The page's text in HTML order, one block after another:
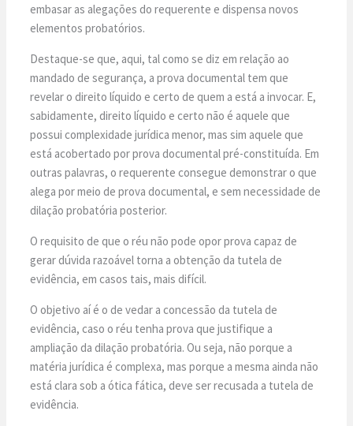
embasar as alegações do requerente e dispensa novos
elementos probatórios.
Destaque-se que, aqui, tal como se diz em relação ao
mandado de segurança, a prova documental tem que
revelar o direito líquido e certo de quem a está a invocar. E,
sabidamente, direito líquido e certo não é aquele que
possui complexidade jurídica menor, mas sim aquele que
está acobertado por prova documental pré-constituída. Em
outras palavras, o requerente consegue demonstrar o que
alega por meio de prova documental, e sem necessidade de
dilação probatória posterior.
O requisito de que o réu não pode opor prova capaz de
gerar dúvida razoável torna a obtenção da tutela de
evidência, em casos tais, mais difícil.
O objetivo aí é o de vedar a concessão da tutela de
evidência, caso o réu tenha prova que justifique a
ampliação da dilação probatória. Ou seja, não porque a
matéria jurídica é complexa, mas porque a mesma ainda não
está clara sob a ótica fática, deve ser recusada a tutela de
evidência.